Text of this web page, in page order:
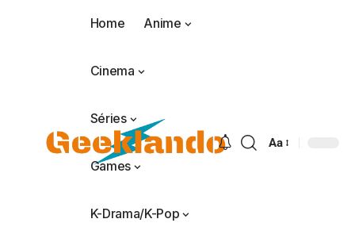
Home Anime
Cinema
Séries
Games
K-Drama/K-Pop
Aa